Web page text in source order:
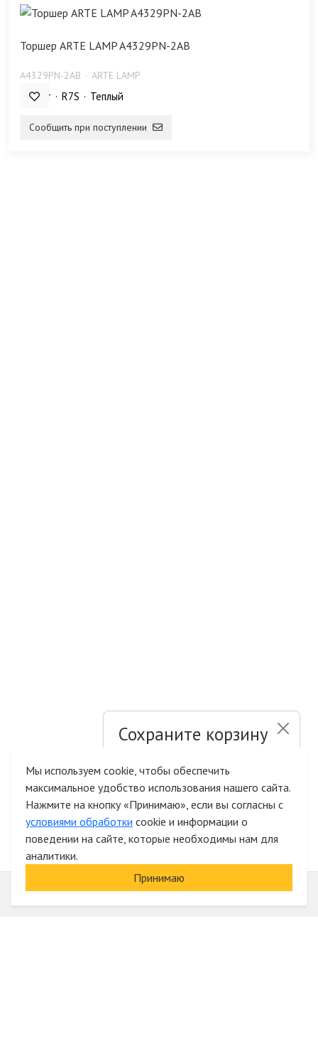
Торшер ARTE LAMP A4329PN-2AB
A4329PN-2AB ARTE LAMP
230 Bт R7S Теплый
Сообщить при поступлении
Сохраните корзину
Быстрая авторизация на сайте
Мы используем cookie, чтобы обеспечить
максимальное удобство использования нашего сайта.
Нажмите на кнопку «Принимаю», если вы согласны с
условиями обработки cookie и информации о
поведении на сайте, которые необходимы нам для
аналитики.
Принимаю